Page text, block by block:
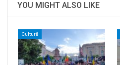
YOU MIGHT ALSO LIKE
Cultură